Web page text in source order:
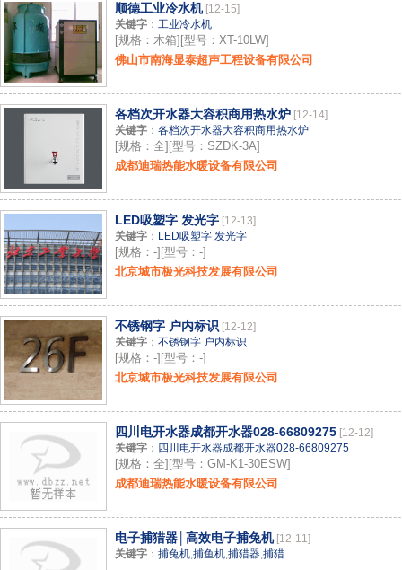
顺德工业冷水机 [12-15]
关键字 ： 工业冷水机
[规格：木箱][型号：XT-10LW]
佛山市南海显泰超声工程设备有限公司
各档次开水器大容积商用热水炉 [12-14]
关键字 ： 各档次开水器大容积商用热水炉
[规格：全][型号：SZDK-3A]
成都迪瑞热能水暖设备有限公司
LED吸塑字 发光字 [12-13]
关键字 ： LED吸塑字 发光字
[规格：-][型号：-]
北京城市极光科技发展有限公司
不锈钢字 户内标识 [12-12]
关键字 ： 不锈钢字 户内标识
[规格：-][型号：-]
北京城市极光科技发展有限公司
四川电开水器成都开水器028-66809275 [12-12]
关键字 ： 四川电开水器成都开水器028-66809275
[规格：全][型号：GM-K1-30ESW]
成都迪瑞热能水暖设备有限公司
电子捕猎器│高效电子捕兔机 [12-11]
关键字 ： 捕兔机,捕鱼机,捕猎器,捕猎